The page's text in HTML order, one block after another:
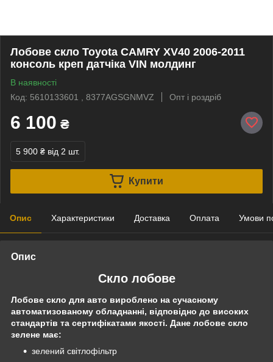
Лобове скло Toyota CAMRY XV40 2006-2011
консоль креп датчікa VIN молдинг
В наявності
Код: 5610133601 , 8377AGSGNMVZ
Опт і роздріб
6 100 ₴
5 900 ₴ від 2 шт.
Купити
Опис Характеристики Доставка Оплата Умови
Опис
Скло лобове
Лобове скло для авто вироблено на сучасному
автоматизованому обладнанні, відповідно до високих
стандартів та сертифікатами якості. Дане лобове скло
зелене має:
зелений світлофільтр